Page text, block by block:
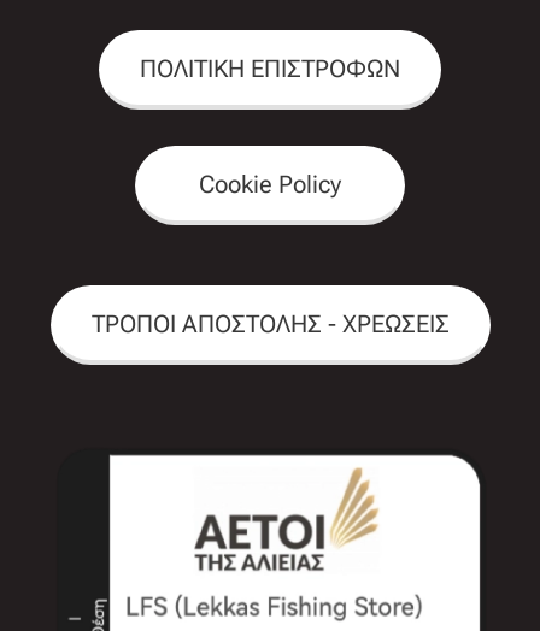
ΠΟΛΙΤΙΚΗ ΕΠΙΣΤΡΟΦΩΝ
Cookie Policy
ΤΡΟΠΟΙ ΑΠΟΣΤΟΛΗΣ - ΧΡΕΩΣΕΙΣ